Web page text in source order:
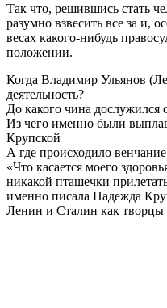
Так что, решившись стать
разумно взвесить все за и,
весах какого-нибудь
положении.
Когда Владимир Ульянов
деятельность?
До какого чина
Из чего именно были
Крупской
А где происходило
«Что касается моего
никакой пташечки
именно писала Надежда
Ленин и Сталин как творцы